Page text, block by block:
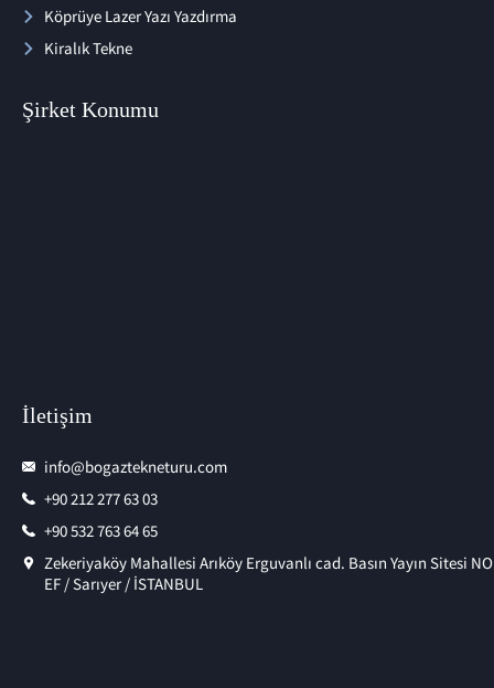
Köprüye Lazer Yazı Yazdırma
Kiralık Tekne
Şirket Konumu
İletişim
info@bogaztekneturu.com
+90 212 277 63 03
+90 532 763 64 65
Zekeriyaköy Mahallesi Arıköy Erguvanlı cad. Basın Yayın Sitesi
EF / Sarıyer / İSTANBUL